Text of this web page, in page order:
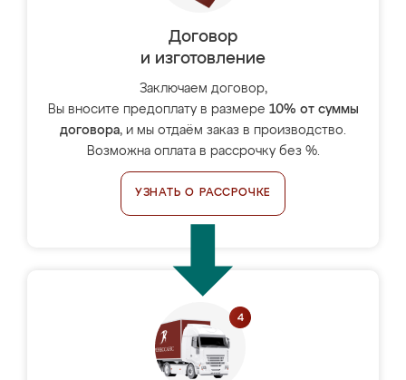
Договор
и изготовление
Заключаем договор,
Вы вносите предоплату в размере 10% от суммы
договора, и мы отдаём заказ в производство.
Возможна оплата в рассрочку без %.
УЗНАТЬ О РАССРОЧКЕ